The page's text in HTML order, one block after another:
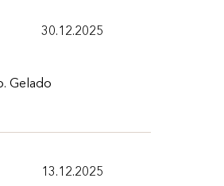
30.12.2025
Gelado
13.12.2025